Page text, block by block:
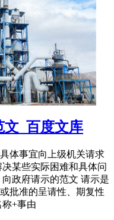
_百度文库
体事宜向上级机关请求
某些实际困难和具体问
政府请示的范文 请示是
批准的呈请性、期复性
+事由